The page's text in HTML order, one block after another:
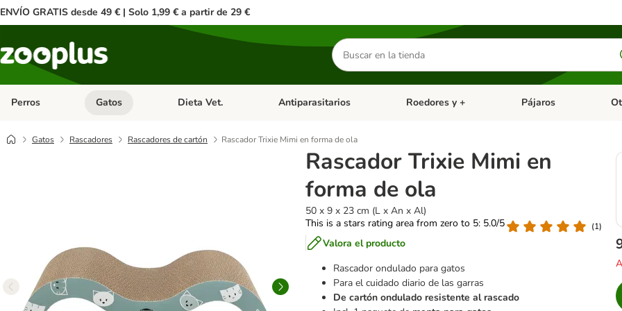
ENVÍO GRATIS desde 49 € | Solo 1,99 € a partir de 29 €
Buscar
productos
Perros Menú de categoria abierto: Perros
Gatos Menú de categoria abierto: Gatos
Dieta Vet. Menú de categoria abierto: Dieta Vet.
Antiparasitarios Menú de categoria abierto: Antiparasitarios
Roedores y + Menú de categoria
Pájaros
Gatos Rascadores Rascadores de cartón Rascador Trixie Mimi en forma de ola
Rascador Trixie Mimi en
forma de ola
50 x 9 x 23 cm (L x An x Al)
This is a stars rating area from zero to 5: 5.0/5
(1)
Valora el producto
Rascador ondulado para gatos
Para el cuidado diario de las garras
De cartón ondulado resistente al rascado